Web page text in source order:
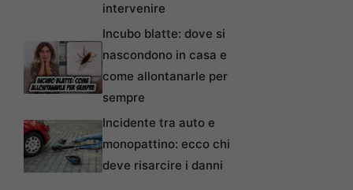
intervenire
Incubo blatte: dove si
nascondono in casa e
come allontanarle per
sempre
Incidente tra auto e
monopattino: ecco chi
deve risarcire i danni